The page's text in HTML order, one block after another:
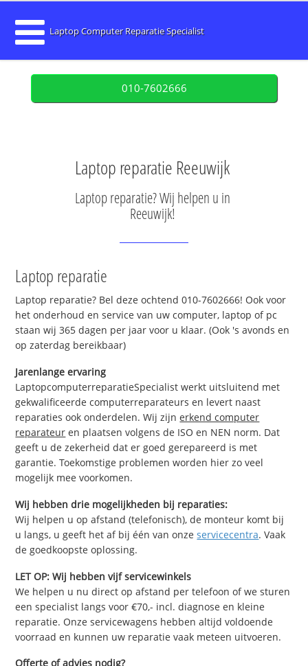
Laptop Computer Reparatie Specialist
010-7602666
Laptop reparatie Reeuwijk
Laptop reparatie? Wij helpen u in
Reeuwijk!
Laptop reparatie
Laptop reparatie? Bel deze ochtend 010-7602666! Ook voor
het onderhoud en service van uw computer, laptop of pc
staan wij 365 dagen per jaar voor u klaar. (Ook 's avonds en
op zaterdag bereikbaar)
Jarenlange ervaring
LaptopcomputerreparatieSpecialist werkt uitsluitend met
gekwalificeerde computerreparateurs en levert naast
reparaties ook onderdelen. Wij zijnerkend computer
reparateur en plaatsen volgens de ISO en NEN norm. Dat
geeft u de zekerheid dat er goed gerepareerd is met
garantie. Toekomstige problemen worden hier zo veel
mogelijk mee voorkomen.
Wij hebben drie mogelijkheden bij reparaties:
Wij helpen u op afstand (telefonisch), de monteur komt bij
u langs, u geeft het af bij één van onzeservicecentra. Vaak
de goedkoopste oplossing.
LET OP: Wij hebben vijf servicewinkels
We helpen u nu direct op afstand per telefoon of we sturen
een specialist langs voor €70,- incl. diagnose en kleine
reparatie. Onze servicewagens hebben altijd voldoende
voorraad en kunnen uw reparatie vaak meteen uitvoeren.
Offerte of advies nodig?